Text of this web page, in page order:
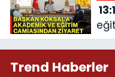
Trend Haberler